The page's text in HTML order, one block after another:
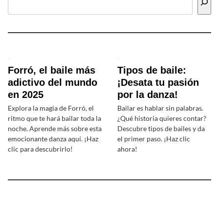
Forró, el baile más
adictivo del mundo
en 2025
Explora la magia de Forró, el
ritmo que te hará bailar toda la
noche. Aprende más sobre esta
emocionante danza aquí. ¡Haz
clic para descubrirlo!
Tipos de baile:
¡Desata tu pasión
por la danza!
Bailar es hablar sin palabras.
¿Qué historia quieres contar?
Descubre tipos de bailes y da
el primer paso. ¡Haz clic
ahora!